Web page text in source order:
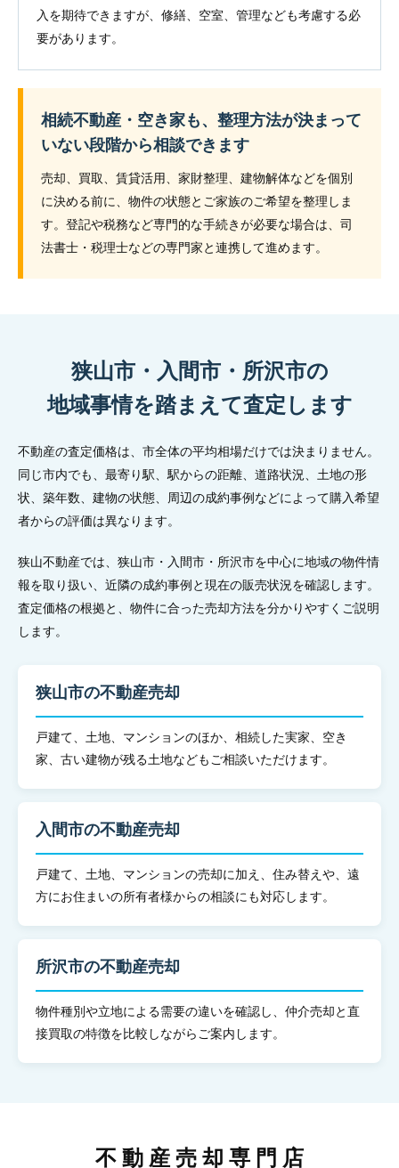
入を期待できますが、修繕、空室、管理なども考慮する必
要があります。
相続不動産・空き家も、整理方法が決まって
いない段階から相談できます
売却、買取、賃貸活用、家財整理、建物解体などを個別
に決める前に、物件の状態とご家族のご希望を整理しま
す。登記や税務など専門的な手続きが必要な場合は、司
法書士・税理士などの専門家と連携して進めます。
狭山市・入間市・所沢市の
地域事情を踏まえて査定します
不動産の査定価格は、市全体の平均相場だけでは決まりません。
同じ市内でも、最寄り駅、駅からの距離、道路状況、土地の形
状、築年数、建物の状態、周辺の成約事例などによって購入希望
者からの評価は異なります。
狭山不動産では、狭山市・入間市・所沢市を中心に地域の物件情
報を取り扱い、近隣の成約事例と現在の販売状況を確認します。
査定価格の根拠と、物件に合った売却方法を分かりやすくご説明
します。
狭山市の不動産売却
戸建て、土地、マンションのほか、相続した実家、空き
家、古い建物が残る土地などもご相談いただけます。
入間市の不動産売却
戸建て、土地、マンションの売却に加え、住み替えや、遠
方にお住まいの所有者様からの相談にも対応します。
所沢市の不動産売却
物件種別や立地による需要の違いを確認し、仲介売却と直
接買取の特徴を比較しながらご案内します。
不動産売却専門店